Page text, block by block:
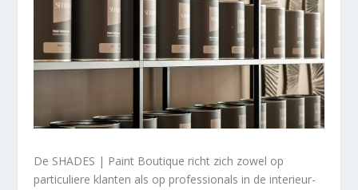
De SHADES | Paint Boutique richt zich zowel op
particuliere klanten als op professionals in de interieur-